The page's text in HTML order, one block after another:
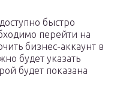
быстро
перейти на
бизнес-аккаунт в
будет указать
будет показана